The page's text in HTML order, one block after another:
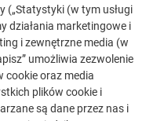
(„Statystyki (w tym usługi
działania marketingowe i
i zewnętrzne media (w
umożliwia zezwolenie
cookie oraz media
plików cookie i
są dane przez nas i